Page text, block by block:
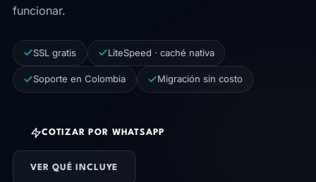
funcionar.
SSL gratis LiteSpeed · caché nativa
Soporte en Colombia Migración sin costo
COTIZAR POR WHATSAPP
VER QUÉ INCLUYE